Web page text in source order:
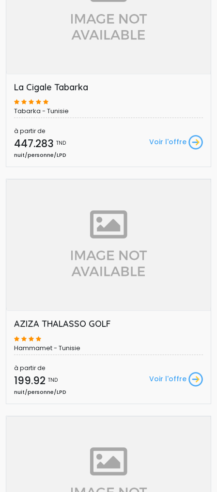
La Cigale Tabarka
Tabarka - Tunisie
à partir de
447.283 TND
nuit/personne/LPD
Voir l'offre
AZIZA THALASSO GOLF
Hammamet - Tunisie
à partir de
199.92 TND
nuit/personne/LPD
Voir l'offre